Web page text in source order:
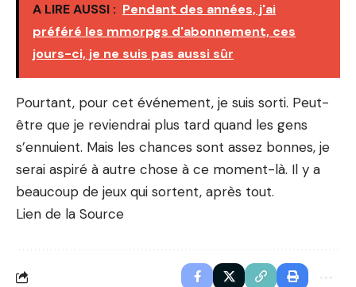
A LIRE AUSSI : Pendant des années, j'ai
préféré les mmorpgs d'abonnement, ces
jours-ci, je ne suis pas aussi sûr
Pourtant, pour cet événement, je suis sorti. Peut-
être que je reviendrai plus tard quand les gens
s’ennuient. Mais les chances sont assez bonnes, je
serai aspiré à autre chose à ce moment-là. Il y a
beaucoup de jeux qui sortent, après tout.
Lien de la Source